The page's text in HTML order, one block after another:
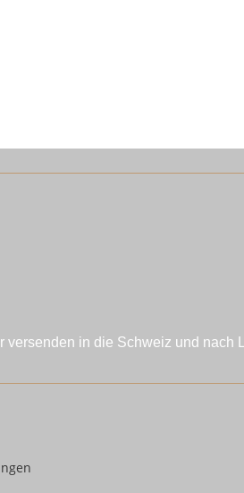
versenden in die Schweiz und nach